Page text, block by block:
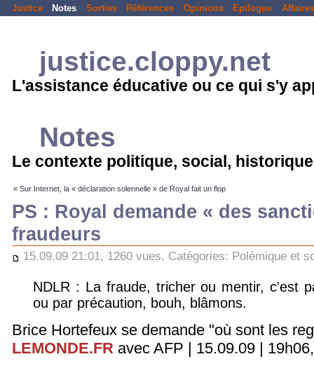
Justice Notes Sorties Références Opinions Epilogue Affaires
justice.cloppy.net
L'assistance éducative ou ce qui s'y
Notes
Le contexte politique, social,
« Sur Internet, la « déclaration solennelle » de Royal fait un flop
PS : Royal demande « des
fraudeurs
15.09.09 21:01, 1260 vues, Catégories: Polémique et
NDLR : La fraude, tricher ou mentir, c'est
ou par précaution, bouh, blâmons.
Brice Hortefeux se demande "où sont les
LEMONDE.FR avec AFP | 15.09.09 |